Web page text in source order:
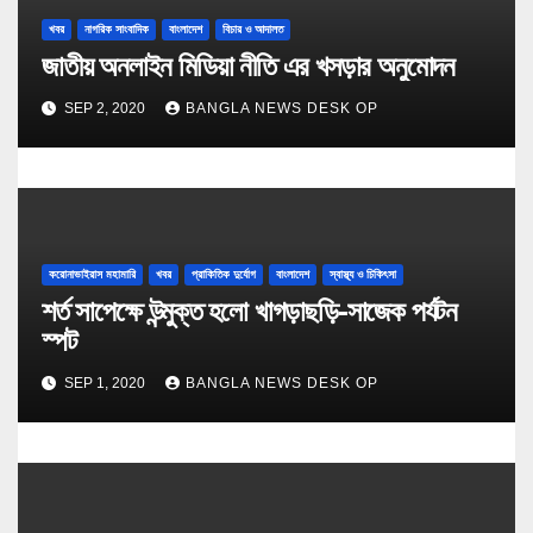
খবর নাগরিক সাংবাদিক বাংলাদেশ বিচার ও আদালত
জাতীয় অনলাইন মিডিয়া নীতি এর খসড়ার অনুমোদন
SEP 2, 2020 BANGLA NEWS DESK OP
করোনাভাইরাস মহামারি খবর প্রাকিতিক দুর্যোগ বাংলাদেশ স্বাস্থ্য ও চিকিৎসা
শর্ত সাপেক্ষে উন্মুক্ত হলো খাগড়াছড়ি-সাজেক পর্যটন
স্পট
SEP 1, 2020 BANGLA NEWS DESK OP